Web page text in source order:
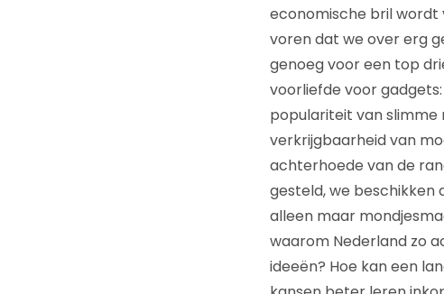
economische bril wordt
voren dat we over erg
genoeg voor een top
voorliefde voor
populariteit van slimme
verkrijgbaarheid van
achterhoede van de
gesteld, we beschikken
alleen maar
waarom Nederland zo
ideeën? Hoe kan een